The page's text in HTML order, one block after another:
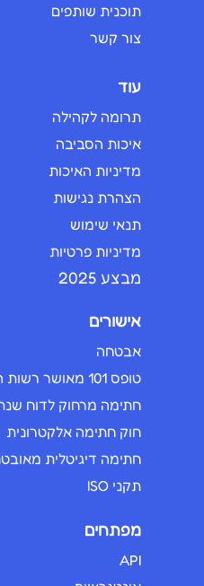
תוכנית שותפים
צור קשר
עוד
תרומה לקהילה
איכות הסביבה
מדיניות האיכות
הצהרת נגישות
תנאי שימוש
מדיניות פרטיות
מבצע 2025
אישורים
אבטחה
טופס 101 מאושר רשות המיסים
חתימה מרחוק לדוח
חוק חתימה אלקטרונית
חתימה דיגיטלית
תקני ISO
מפתחים
API